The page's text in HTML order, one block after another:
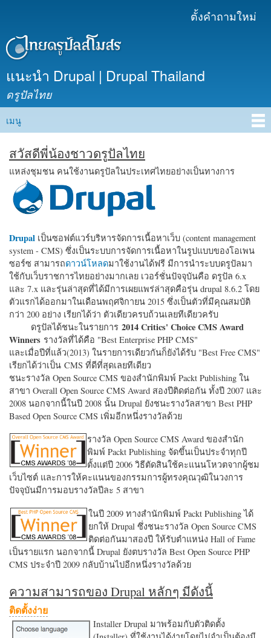
เนื้อหา
ตั้งคำถามใหม่
แนะนำ Drupal | Drupal Thailand
ดรูปัลไทย
Main menu
เมนู
สวัสดีพี่น้องชาวดรูปัลไทย
แหล่งชุมชน คนใช้งานดรูปัลในประเทศไทยอย่างเป็นทางการ
Drupal เป็นซอฟต์แวร์บริหารจัดการเนื้อหาเว็บ (content management
system - CMS) ซึ่งเป็นระบบการจัดการเนื้อหาในรูปแบบของโอเพน
ซอร์ซ สามารถดาวน์โหลดมาใช้งานได้ฟรี มีการนำระบบดรูปัลมา
ใช้กับเว็บราชการไทยอย่างมากเลย เวอร์ชั่นปัจจุบันคือ ดรูปัล 6.x
และ 7.x และรุ่นล่าสุดที่ได้มีการเผยแพร่ล่าสุดคือรุ่น drupal 8.6.2 โดย
ตัวแรกได้ออกมาในเดือนพฤศจิกายน 2015 ซึ่งเป็นตัวที่มีคุณสมบัติ
กว่า 200 อย่าง เรียกได้ว่า ตัวเดียวครบถ้วนเลยทีเดียวครับ
ดรูปัลได้ชนะในรายการ 2014 Critics' Choice CMS Award
Winners รางวัลที่ได้คือ "Best Enterprise PHP CMS"
และเมื่อปีที่แล้ว(2013) ในรายการเดียวกันก็ยังได้รับ "Best Free CMS"
เรียกได้ว่าเป็น CMS ที่ดีที่สุดเลยทีเดียว
ชนะรางวัล Open Source CMS ของสำนักพิมพ์ Packt Publishing ใน
สาขา Overall Open Source CMS Award สองปีติดต่อกัน ทั้งปี 2007 และ
2008 นอกจากนี้ในปี 2008 นั้น Drupal ยังชนะรางวัลสาขา Best PHP
Based Open Source CMS เพิ่มอีกหนึ่งรางวัลด้วย
รางวัล Open Source CMS Award ของสำนัก
พิมพ์ Packt Publishing จัดขึ้นเป็นประจำทุกปี
ตั้งแต่ปี 2006 วิธีตัดสินใช้คะแนนโหวตจากผู้ชม
เว็บไซต์ และการให้คะแนนของกรรมการผู้ทรงคุณวุฒิในวงการ
ปัจจุบันมีการมอบรางวัลปีละ 5 สาขา
ในปี 2009 ทางสำนักพิมพ์ Packt Publishing ได้
ยกให้ Drupal ซึ่งชนะรางวัล Open Source CMS
ติดต่อกันมาสองปี ให้รับตำแหน่ง Hall of Fame
เป็นรายแรก นอกจากนี้ Drupal ยังตบรางวัล Best Open Source PHP
CMS ประจำปี 2009 กลับบ้านไปอีกหนึ่งรางวัลด้วย
ความสามารถของ Drupal หลักๆ มีดังนี้
ติดตั้งง่าย
Installer Drupal มาพร้อมกับตัวติดตั้ง